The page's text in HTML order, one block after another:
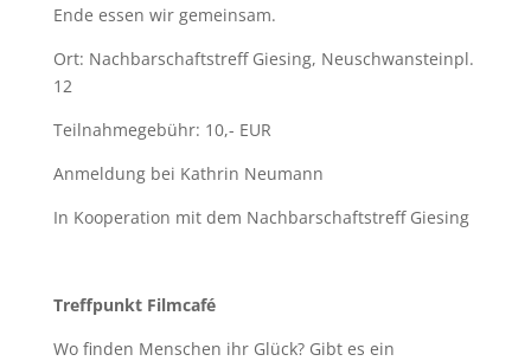
Ende essen wir gemeinsam.
Ort: Nachbarschaftstreff Giesing, Neuschwansteinpl.
12
Teilnahmegebühr: 10,- EUR
Anmeldung bei Kathrin Neumann
In Kooperation mit dem Nachbarschaftstreff Giesing
Treffpunkt Filmcafé
Wo finden Menschen ihr Glück? Gibt es ein